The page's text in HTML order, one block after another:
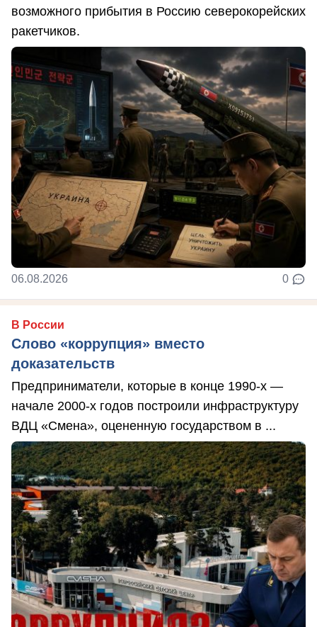
возможного прибытия в Россию северокорейских
ракетчиков.
06.08.2026 0
В России
Слово «коррупция» вместо
доказательств
Предприниматели, которые в конце 1990-х —
начале 2000-х годов построили инфраструктуру
ВДЦ «Смена», оцененную государством в ...